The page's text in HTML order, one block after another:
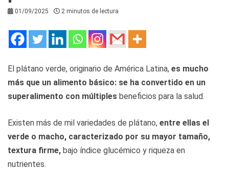
01/09/2025 2 minutos de lectura
El plátano verde, originario de América Latina, es mucho
más que un alimento básico: se ha convertido en un
superalimento con múltiples beneficios para la salud.
Existen más de mil variedades de plátano, entre ellas el
verde o macho, caracterizado por su mayor tamaño,
textura firme, bajo índice glucémico y riqueza en
nutrientes.